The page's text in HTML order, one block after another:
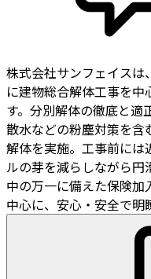
株式会社サンフェイスは
に建物総合解体工事を
す。分別解体の徹底と適
散水などの粉塵対策を含
解体を実施。工事前に
ルの芽を減らしながら円
中の万一に備えた保険加
中心に、安心・安全で明